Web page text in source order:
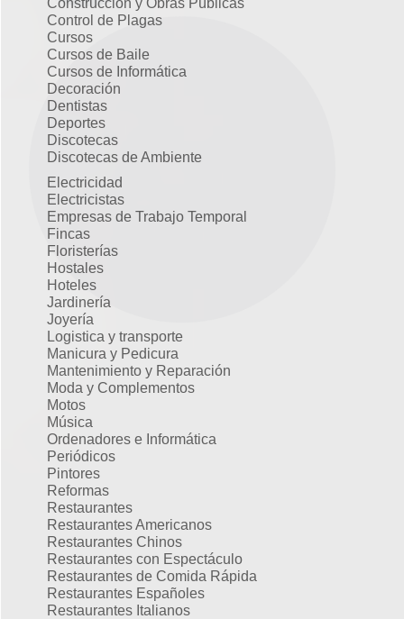
Control de Plagas
Cursos
Cursos de Baile
Cursos de Informática
Decoración
Dentistas
Deportes
Discotecas
Discotecas de Ambiente
Electricidad
Electricistas
Empresas de Trabajo Temporal
Fincas
Floristerías
Hostales
Hoteles
Jardinería
Joyería
Logistica y transporte
Manicura y Pedicura
Mantenimiento y Reparación
Moda y Complementos
Motos
Música
Ordenadores e Informática
Periódicos
Pintores
Reformas
Restaurantes
Restaurantes Americanos
Restaurantes Chinos
Restaurantes con Espectáculo
Restaurantes de Comida Rápida
Restaurantes Españoles
Restaurantes Italianos